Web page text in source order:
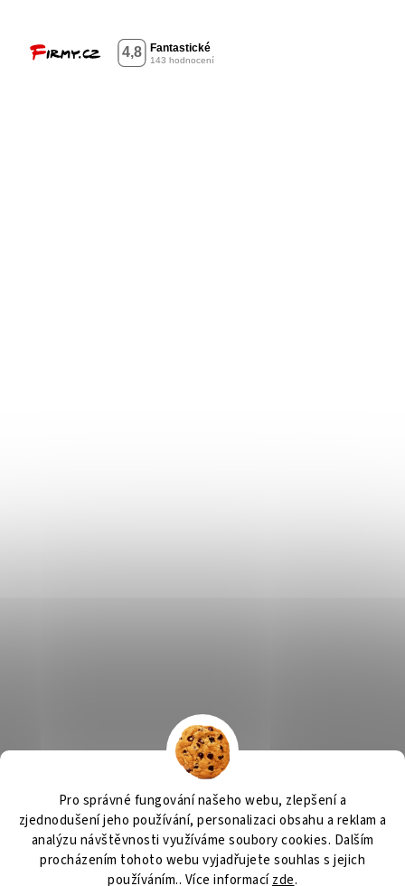
Pro správné fungování našeho webu, zlepšení a
zjednodušení jeho používání, personalizaci obsahu a reklam a
analýzu návštěvnosti využíváme soubory cookies. Dalším
procházením tohoto webu vyjadřujete souhlas s jejich
používáním.. Více informacízde.
Výčepní zařízení OSMO CZ Barvy Příbram Obchodní podmínky
GDPR